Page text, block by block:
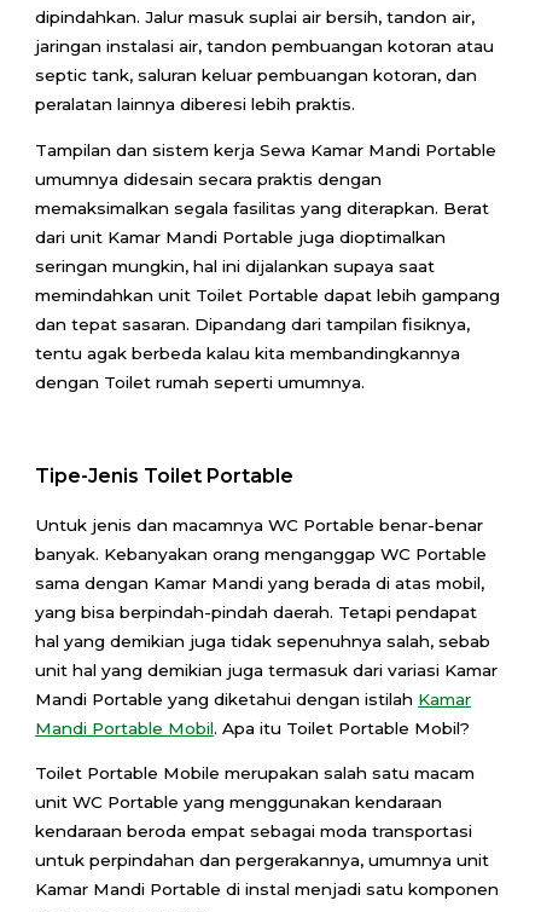
dipindahkan. Jalur masuk suplai air bersih, tandon air,
jaringan instalasi air, tandon pembuangan kotoran atau
septic tank, saluran keluar pembuangan kotoran, dan
peralatan lainnya diberesi lebih praktis.
Tampilan dan sistem kerja Sewa Kamar Mandi Portable
umumnya didesain secara praktis dengan
memaksimalkan segala fasilitas yang diterapkan. Berat
dari unit Kamar Mandi Portable juga dioptimalkan
seringan mungkin, hal ini dijalankan supaya saat
memindahkan unit Toilet Portable dapat lebih gampang
dan tepat sasaran. Dipandang dari tampilan fisiknya,
tentu agak berbeda kalau kita membandingkannya
dengan Toilet rumah seperti umumnya.
Tipe-Jenis Toilet Portable
Untuk jenis dan macamnya WC Portable benar-benar
banyak. Kebanyakan orang menganggap WC Portable
sama dengan Kamar Mandi yang berada di atas mobil,
yang bisa berpindah-pindah daerah. Tetapi pendapat
hal yang demikian juga tidak sepenuhnya salah, sebab
unit hal yang demikian juga termasuk dari variasi Kamar
Mandi Portable yang diketahui dengan istilah Kamar
Mandi Portable Mobil. Apa itu Toilet Portable Mobil?
Toilet Portable Mobile merupakan salah satu macam
unit WC Portable yang menggunakan kendaraan
kendaraan beroda empat sebagai moda transportasi
untuk perpindahan dan pergerakannya, umumnya unit
Kamar Mandi Portable di instal menjadi satu komponen